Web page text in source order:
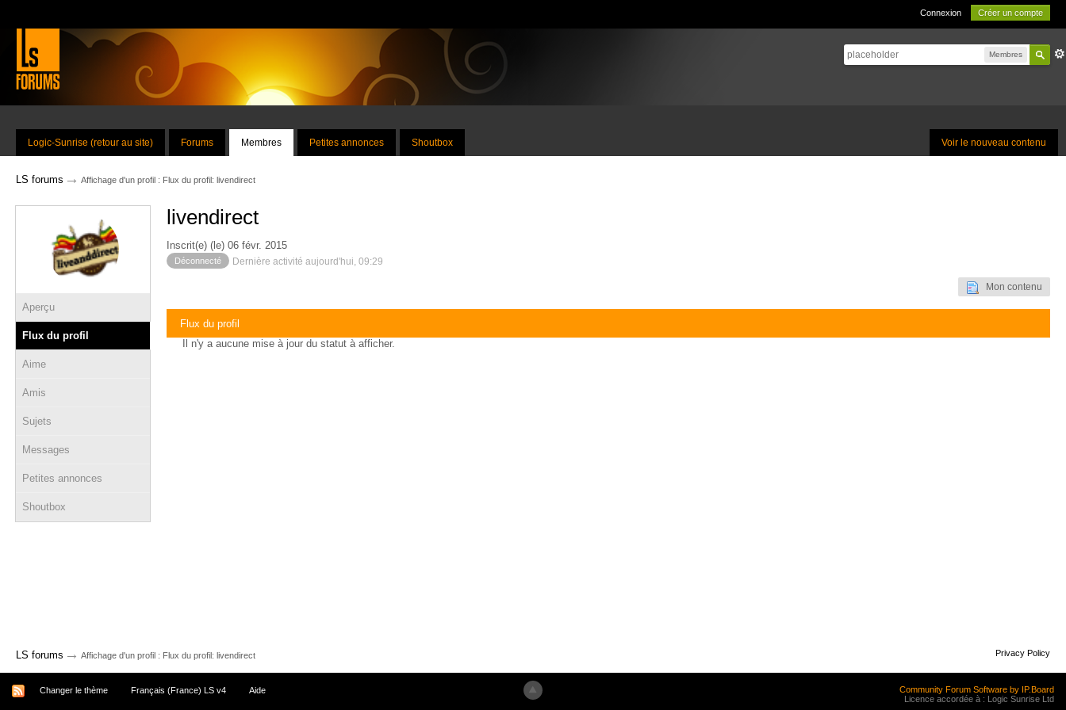
Connexion Créer un compte
Membres
Voir le nouveau contenu
Logic-Sunrise (retour au site) Forums Membres Petites annonces Shoutbox
LS forums → Affichage d'un profil : Flux du profil: livendirect
Aperçu
Flux du profil
Aime
Amis
Sujets
Messages
Petites annonces
Shoutbox
livendirect
Inscrit(e) (le) 06 févr. 2015
Déconnecté Dernière activité aujourd'hui, 09:29
Mon contenu
Flux du profil
Il n'y a aucune mise à jour du statut à afficher.
LS forums → Affichage d'un profil : Flux du profil: livendirect Privacy Policy
Changer le thème Français (France) LS v4 Aide
Community Forum Software by IP.Board
Licence accordée à : Logic Sunrise Ltd